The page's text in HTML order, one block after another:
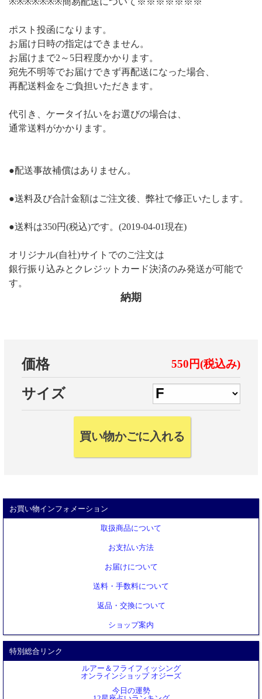
ポスト投函になります。
お届け日時の指定はできません。
お届けまで2～5日程度かかります。
宛先不明等でお届けできず再配送になった場合、
再配送料金をご負担いただきます。
代引き、ケータイ払いをお選びの場合は、
通常送料がかかります。
●配送事故補償はありません。
●送料及び合計金額はご注文後、弊社で修正いたします。
●送料は350円(税込)です。(2019-04-01現在)
オリジナル(自社)サイトでのご注文は
銀行振り込みとクレジットカード決済のみ発送が可能で
す。
納期
価格 550円(税込み)
サイズ
お買い物インフォメーション
取扱商品について
お支払い方法
お届けについて
送料・手数料について
返品・交換について
ショップ案内
特別総合リンク
ルアー＆フライフィッシング
オンラインショップ オジーズ
今日の運勢